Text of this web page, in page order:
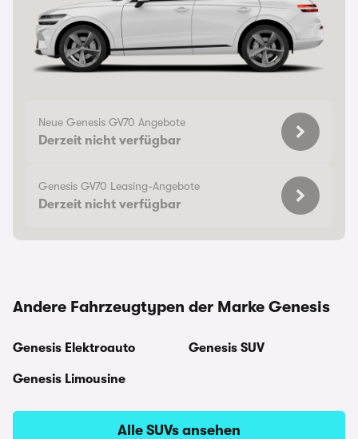
Neue Genesis GV70 Angebote
Derzeit nicht verfügbar
Genesis GV70 Leasing-Angebote
Derzeit nicht verfügbar
Andere Fahrzeugtypen der Marke Genesis
Genesis Elektroauto
Genesis Limousine
Genesis SUV
Alle SUVs ansehen